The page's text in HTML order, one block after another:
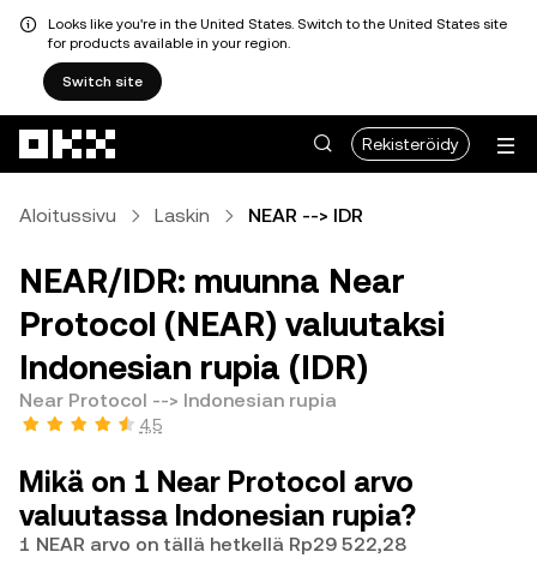
Looks like you're in the United States. Switch to the United States site
for products available in your region.
Switch site
Rekisteröidy
Aloitussivu Laskin NEAR --> IDR
NEAR/IDR: muunna Near
Protocol (NEAR) valuutaksi
Indonesian rupia (IDR)
Near Protocol --> Indonesian rupia
4,5
Mikä on 1 Near Protocol arvo
valuutassa Indonesian rupia?
1 NEAR arvo on tällä hetkellä Rp29 522,28